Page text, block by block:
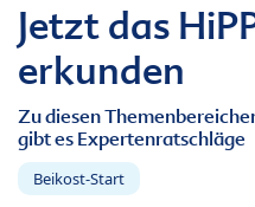
Jetzt das
erkunden
Zu diesen
gibt es Expertenratschläge
Beikost-Start